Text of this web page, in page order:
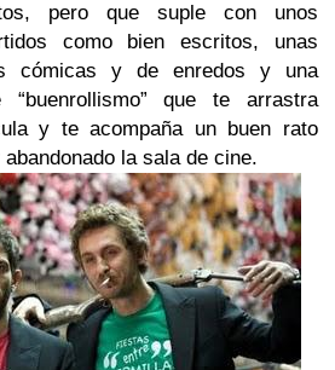
pero que suple con unos
como bien escritos, unas
cómicas y de enredos y una
que te arrastra
y te acompaña un buen rato
la sala de cine.